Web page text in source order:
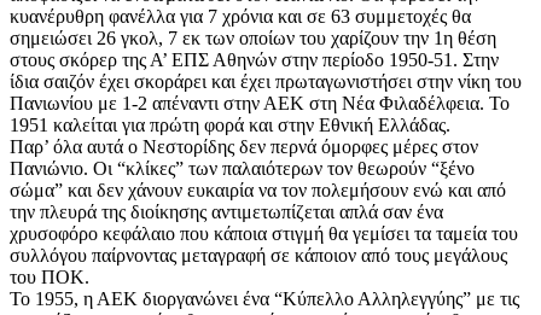
κυανέρυθρη φανέλλα για 7 χρόνια και σε 63 συμμετοχές θα
σημειώσει 26 γκολ, 7 εκ των οποίων του χαρίζουν την 1η θέση
στους σκόρερ της Α’ ΕΠΣ Αθηνών στην περίοδο 1950-51. Στην
ίδια σαιζόν έχει σκοράρει και έχει πρωταγωνιστήσει στην νίκη του
Πανιωνίου με 1-2 απέναντι στην ΑΕΚ στη Νέα Φιλαδέλφεια. Το
1951 καλείται για πρώτη φορά και στην Εθνική Ελλάδας.
Παρ’ όλα αυτά ο Νεστορίδης δεν περνά όμορφες μέρες στον
Πανιώνιο. Οι “κλίκες” των παλαιότερων τον θεωρούν “ξένο
σώμα” και δεν χάνουν ευκαιρία να τον πολεμήσουν ενώ και από
την πλευρά της διοίκησης αντιμετωπίζεται απλά σαν ένα
χρυσοφόρο κεφάλαιο που κάποια στιγμή θα γεμίσει τα ταμεία του
συλλόγου παίρνοντας μεταγραφή σε κάποιον από τους μεγάλους
του ΠΟΚ.
Το 1955, η ΑΕΚ διοργανώνει ένα “Κύπελλο Αλληλεγγύης” με τις